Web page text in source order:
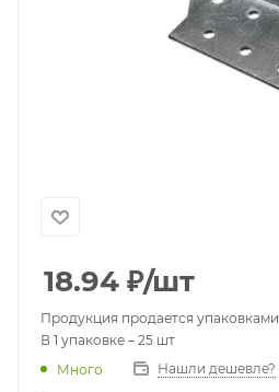
18.94 ₽/шт
Продукция продается упаковками
В 1 упаковке – 25 шт
Много
Нашли дешевле?